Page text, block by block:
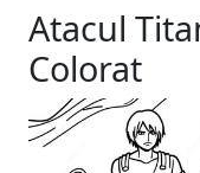
Atacul
Colorat